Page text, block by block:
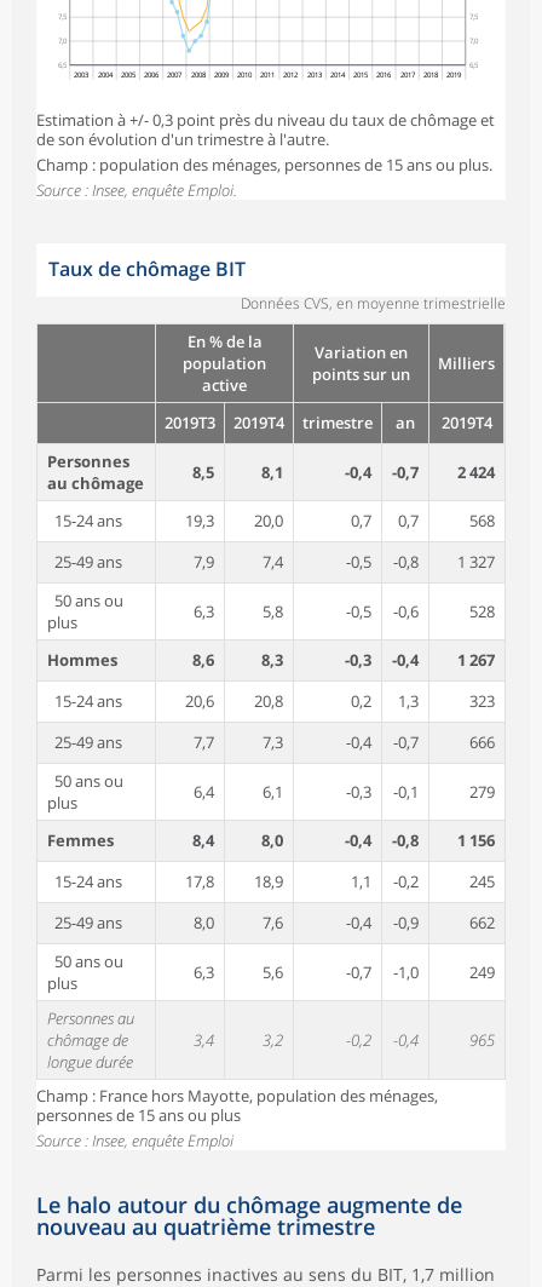
6,5
7,0
7,5
6,5
7,0
7,5
2003 2004 2005 2006 2007 2008 2009 2010 2011 2012 2013 2014 2015 2016 2017 2018 2019
Estimation à +/- 0,3 point près du niveau du taux de chômage et
de son évolution d'un trimestre à l'autre.
Champ : population des ménages, personnes de 15 ans ou plus.
Source : Insee, enquête Emploi.
Taux de chômage BIT
Données CVS, en moyenne trimestrielle
En % de la
population
active
Variation en
points sur un
Milliers
2019T3 2019T4 trimestre an
2019T4
Personnes
au chômage
8,5 8,1 -0,4 -0,7 2 424
15-24 ans 19,3 20,0 0,7 0,7
568
25-49 ans
7,9 7,4 -0,5 -0,8
1 327
50 ans ou
plus
6,3 5,8 -0,5 -0,6 528
Hommes 8,6 8,3 -0,3 -0,4
1 267
15-24 ans
20,6 20,8 0,2 1,3
323
25-49 ans
7,7 7,3 -0,4 -0,7
666
50 ans ou
plus
6,4 6,1 -0,3 -0,1 279
Femmes 8,4 8,0 -0,4 -0,8
1 156
15-24 ans
17,8 18,9 1,1 -0,2
245
25-49 ans
8,0 7,6 -0,4 -0,9
662
50 ans ou
plus
6,3 5,6 -0,7 -1,0 249
Personnes au
chômage de
longue durée
3,4 3,2 -0,2 -0,4 965
Champ : France hors Mayotte, population des ménages,
personnes de 15 ans ou plus
Source : Insee, enquête Emploi
Le halo autour du chômage augmente de
nouveau au quatrième trimestre
Parmi les personnes inactives au sens du BIT, 1,7 million